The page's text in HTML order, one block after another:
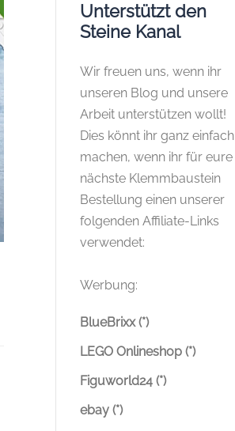
Unterstützt den
Steine Kanal
Wir freuen uns, wenn ihr
unseren Blog und unsere
Arbeit unterstützen wollt!
Dies könnt ihr ganz einfach
machen, wenn ihr für eure
nächste Klemmbaustein
Bestellung einen unserer
folgenden Affiliate-Links
verwendet:
Werbung:
BlueBrixx (*)
LEGO Onlineshop (*)
Figuworld24 (*)
ebay (*)